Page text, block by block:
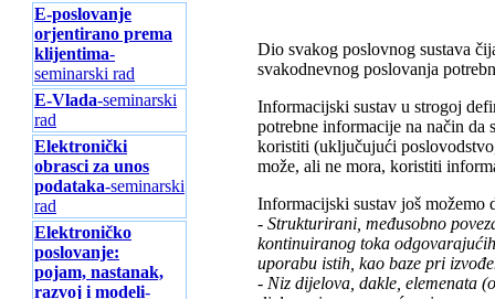
E-poslovanje
orjentirano prema
klijentima-
seminarski rad
E-Vlada-seminarski
rad
Elektronički
obrasci za unos
podataka-seminarski
rad
Elektroničko
poslovanje:
pojam, nastanak,
razvoj i modeli-
Dio svakog poslovnog sustava
svakodnevnog poslovanja
Informacijski sustav u strogoj
potrebne informacije na način da
koristiti (uključujući
može, ali ne mora, koristiti
Informacijski sustav još možemo
- Strukturirani, međusobno
kontinuiranog toka
uporabu istih, kao baze pri
- Niz dijelova, dakle, elemenata